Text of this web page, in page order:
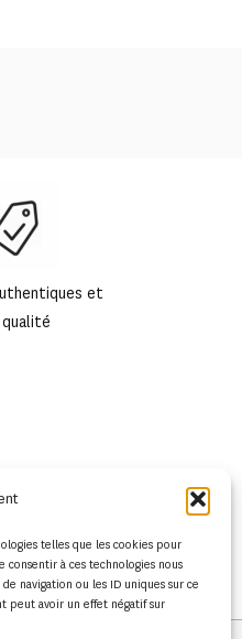
telles que les cookies pour
à ces technologies nous
navigation ou les ID uniques sur ce
peut avoir un effet négatif sur
et